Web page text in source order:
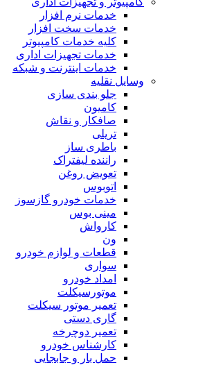
خدمات نرم افزار
خدمات سخت افزار
کلیه خدمات کامپیوتر
خدمات تجهیزات اداری
خدمات اینترنت و شبکه
وسایل نقلیه
جلو بندی سازی
کامیون
صافکار و نقاش
تریلی
باطری ساز
راننده لیفتراک
تعویض روغن
اتوبوس
خدمات خودرو گازسوز
مینی بوس
کارواش
ون
قطعات و لوازم خودرو
سواری
امداد خودرو
موتورسیکلت
تعمیر موتور سیکلت
گاری دستی
تعمیر دوچرخه
کارشناس خودرو
حمل بار و جابجایی